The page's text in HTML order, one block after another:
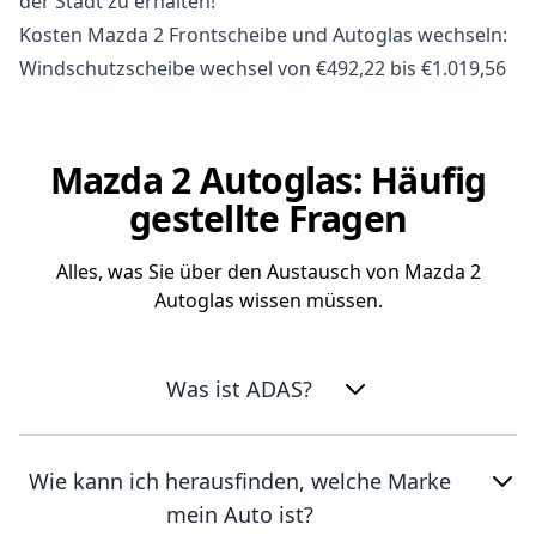
Kosten Mazda 2 Frontscheibe und Autoglas wechseln:
Windschutzscheibe wechsel von €492,22 bis €1.019,56
Mazda 2 Autoglas: Häufig
gestellte Fragen
Alles, was Sie über den Austausch von Mazda 2
Autoglas wissen müssen.
Was ist ADAS?
Wie kann ich herausfinden, welche Marke
mein Auto ist?